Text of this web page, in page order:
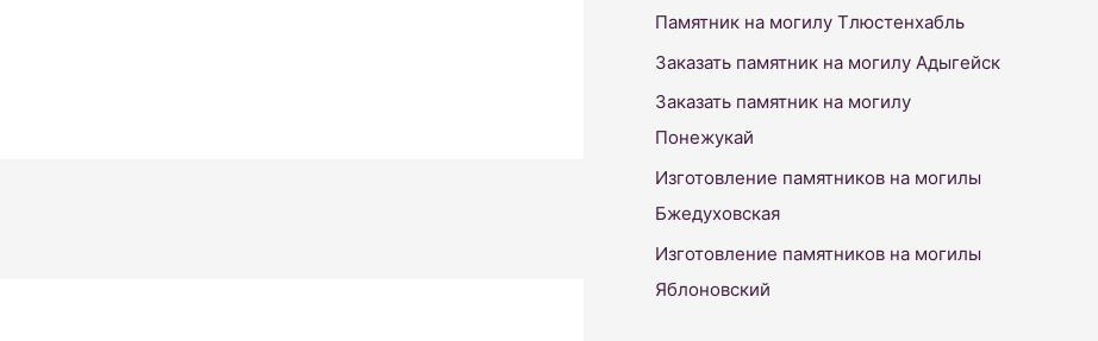
h
f
o
r
:
Памятник на могилу Тлюстенхабль
Заказать памятник на могилу Адыгейск
Заказать памятник на могилу
Понежукай
Изготовление памятников на могилы
Бжедуховская
Изготовление памятников на могилы
Яблоновский